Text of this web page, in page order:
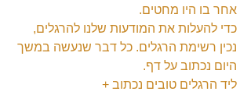
אחר בו היו מחטים.
כדי להעלות את המודעות שלנו להרגלים,
נכין רשימת הרגלים. כל דבר שנעשה במשך
היום נכתוב על דף.
ליד הרגלים טובים נכתוב +